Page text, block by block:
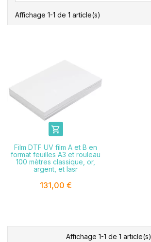
Affichage 1-1 de 1 article(s)

Film DTF UV film A et B en
format feuilles A3 et rouleau
100 mètres classique, or,
argent, et lasr
131,00 €
Affichage 1-1 de 1 article(s)